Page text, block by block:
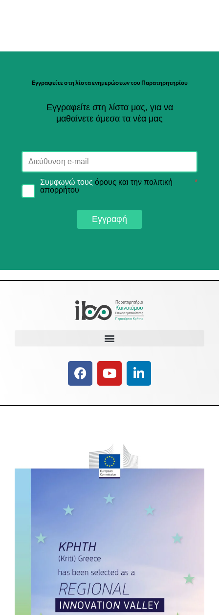
Εγγραφείτε στη λίστα ενημερώσεων του Παρατηρητηρίου
Εγγραφείτε στη λίστα μας, για να
μαθαίνετε άμεσα τα νέα μας
Συμφωνώ τους όρους και την πολιτική
απορρήτου
*
Εγγραφή